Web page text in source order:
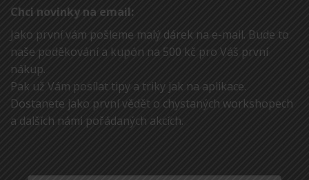
Chci novinky na email:
Jako první vám pošleme malý dárek na e-mail. Bude to
naše poděkování a kupón na 500 kč pro Váš první
nákup.
Pak už Vám posílat tipy a triky jak na aplikace.
Dostanete jako první vědět o chystaných workshopech
a dalších námi pořádaných akcích.